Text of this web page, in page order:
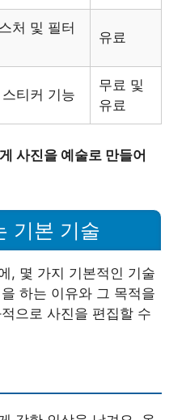
처 및 필터
유료
티커 기능
무료 및
유료
사진을 예술로 만들어
기본 기술
, 몇 가지 기본적인 기술
하는 이유와 그 목적을
으로 사진을 편집할 수